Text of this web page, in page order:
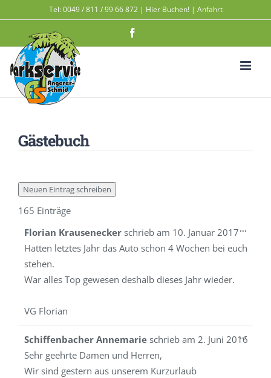
Inhalt
springen
Tel:0049 / 811 / 99 66 872| Hier Buchen!| Anfahrt
Gästebuch
165 Einträge
Florian Krausenecker schrieb am 10. Januar 2017
Hatten letztes Jahr das Auto schon 4 Wochen bei euch
stehen.
War alles Top gewesen deshalb dieses Jahr wieder.
VG Florian
...
ein-/
Schiffenbacher Annemarie schrieb am 2. Juni 2016
Sehr geehrte Damen und Herren,
Wir sind gestern aus unserem Kurzurlaub
...Diese